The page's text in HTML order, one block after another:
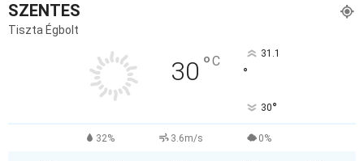
SZENTES
Tiszta Égbolt
30 °C 31.1
°
30°
32% 3.6m/s 0%